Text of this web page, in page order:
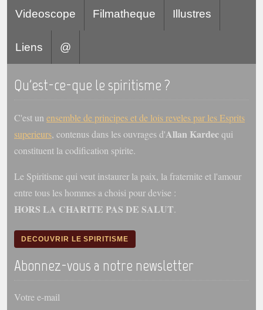
Bulletins "Le Spiritisme"
Journal trimestriel
Newsletters
trimestrielles
Maximes
Enregistrements
Diaporamas
Powerpoints
Enseignement
L'Agora
Posez-nous des questions
Videoscope Filmatheque Illustres
Liens @
Qu'est-ce-que le spiritisme ?
C'est un ensemble de principes et de lois reveles par les Esprits
superieurs, contenus dans les ouvrages d'Allan Kardecqui
constituent la codification spirite.
Le Spiritisme qui veut instaurer la paix, la fraternite et l'amour
entre tous les hommes a choisi pour devise :
HORS LA CHARITE PAS DE SALUT.
DECOUVRIR LE SPIRITISME
Abonnez-vous a notre newsletter
Votre e-mail